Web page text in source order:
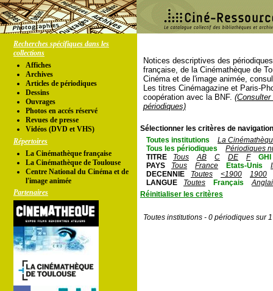
Recherches spécifiques dans les
collections
Affiches
Archives
Articles de périodiques
Dessins
Ouvrages
Photos en accés réservé
Revues de presse
Vidéos (DVD et VHS)
Répertoires
La Cinémathèque française
La Cinémathèque de Toulouse
Centre National du Cinéma et de
l'image animée
Partenaires
Notices descriptives des
française, de la Cinémathèque de
Cinéma et de l'image animée,
Les titres Cinémagazine et Paris-
coopération avec la BNF.
périodiques)
Sélectionner les critères de
Toutes institutions
La
Tous les périodiques
Périodiques
TITRE
Tous AB C DE F
GHI
PAYS
Tous France Etats-Unis
DECENNIE
Toutes <1900
1900
LANGUE
Toutes Français
Réinitialiser les critères
Toutes institutions - 0 périodiques sur